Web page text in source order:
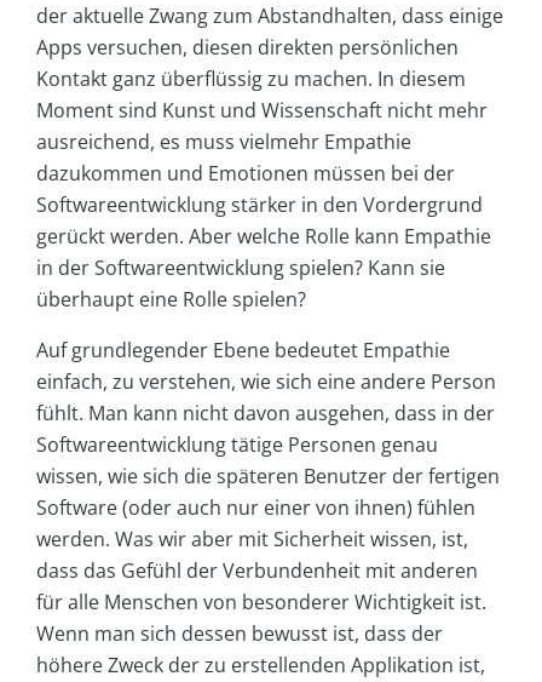
der aktuelle Zwang zum Abstandhalten, dass einige
Apps versuchen, diesen direkten persönlichen
Kontakt ganz überflüssig zu machen. In diesem
Moment sind Kunst und Wissenschaft nicht mehr
ausreichend, es muss vielmehr Empathie
dazukommen und Emotionen müssen bei der
Softwareentwicklung stärker in den Vordergrund
gerückt werden. Aber welche Rolle kann Empathie
in der Softwareentwicklung spielen? Kann sie
überhaupt eine Rolle spielen?
Auf grundlegender Ebene bedeutet Empathie
einfach, zu verstehen, wie sich eine andere Person
fühlt. Man kann nicht davon ausgehen, dass in der
Softwareentwicklung tätige Personen genau
wissen, wie sich die späteren Benutzer der fertigen
Software (oder auch nur einer von ihnen) fühlen
werden. Was wir aber mit Sicherheit wissen, ist,
dass das Gefühl der Verbundenheit mit anderen
für alle Menschen von besonderer Wichtigkeit ist.
Wenn man sich dessen bewusst ist, dass der
höhere Zweck der zu erstellenden Applikation ist,